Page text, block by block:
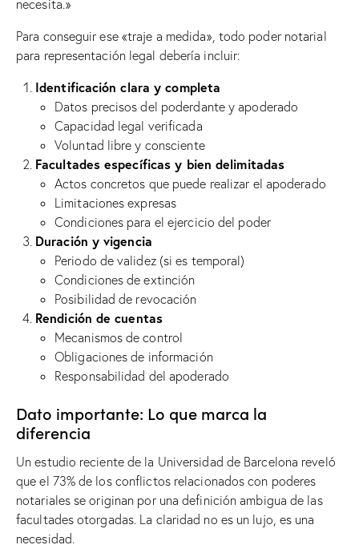
necesita.»
Para conseguir ese «traje a medida», todo poder notarial
para representación legal debería incluir:
Identificación clara y completa
Datos precisos del poderdante y apoderado
Capacidad legal verificada
Voluntad libre y consciente
Facultades específicas y bien delimitadas
Actos concretos que puede realizar el apoderado
Limitaciones expresas
Condiciones para el ejercicio del poder
Duración y vigencia
Periodo de validez (si es temporal)
Condiciones de extinción
Posibilidad de revocación
Rendición de cuentas
Mecanismos de control
Obligaciones de información
Responsabilidad del apoderado
Dato importante: Lo que marca la
diferencia
Un estudio reciente de la Universidad de Barcelona reveló
que el 73% de los conflictos relacionados con poderes
notariales se originan por una definición ambigua de las
facultades otorgadas. La claridad no es un lujo, es una
necesidad.